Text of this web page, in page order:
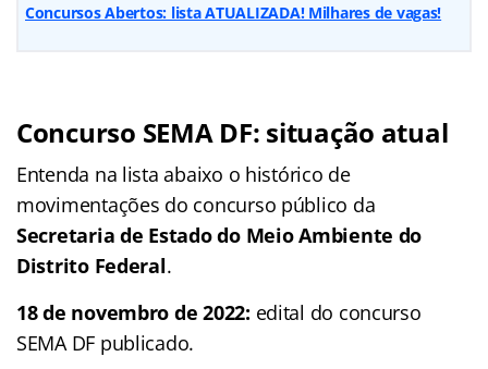
Concursos Abertos: lista ATUALIZADA! Milhares de vagas!
Concurso SEMA DF: situação atual
Entenda na lista abaixo o histórico de
movimentações do concurso público da
Secretaria de Estado do Meio Ambiente do
Distrito Federal.
18 de novembro de 2022: edital do concurso
SEMA DF publicado.